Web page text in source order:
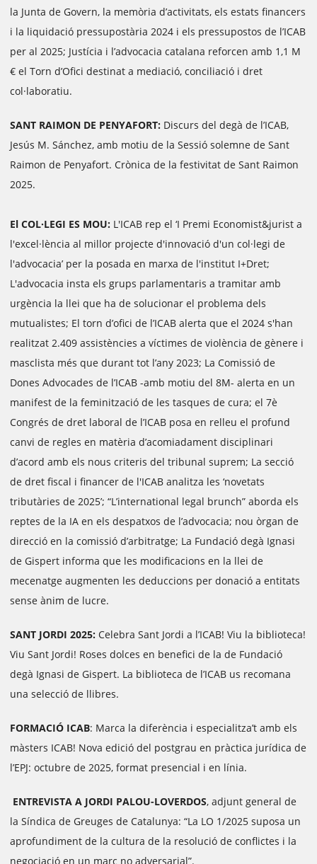
la Junta de Govern, la memòria d’activitats, els estats financers
i la liquidació pressupostària 2024 i els pressupostos de l’ICAB
per al 2025; Justícia i l’advocacia catalana reforcen amb 1,1 M
€ el Torn d’Ofici destinat a mediació, conciliació i dret
col·laboratiu.
SANT RAIMON DE PENYAFORT: Discurs del degà de l’ICAB,
Jesús M. Sánchez, amb motiu de la Sessió solemne de Sant
Raimon de Penyafort. Crònica de la festivitat de Sant Raimon
2025.
El COL·LEGI ES MOU: L'ICAB rep el ‘I Premi Economist&jurist a
l'excel·lència al millor projecte d'innovació d'un col·legi de
l'advocacia’ per la posada en marxa de l'institut I+Dret;
L'advocacia insta els grups parlamentaris a tramitar amb
urgència la llei que ha de solucionar el problema dels
mutualistes; El torn d’ofici de l’ICAB alerta que el 2024 s'han
realitzat 2.409 assistències a víctimes de violència de gènere i
masclista més que durant tot l’any 2023; La Comissió de
Dones Advocades de l’ICAB -amb motiu del 8M- alerta en un
manifest de la feminització de les tasques de cura; el 7è
Congrés de dret laboral de l’ICAB posa en relleu el profund
canvi de regles en matèria d’acomiadament disciplinari
d’acord amb els nous criteris del tribunal suprem; La secció
de dret fiscal i financer de l'ICAB analitza les ‘novetats
tributàries de 2025’; “L’international legal brunch” aborda els
reptes de la IA en els despatxos de l’advocacia; nou òrgan de
direcció en la comissió d’arbitratge; La Fundació degà Ignasi
de Gispert informa que les modificacions en la llei de
mecenatge augmenten les deduccions per donació a entitats
sense ànim de lucre.
SANT JORDI 2025: Celebra Sant Jordi a l’ICAB! Viu la biblioteca!
Viu Sant Jordi! Roses dolces en benefici de la de Fundació
degà Ignasi de Gispert. La biblioteca de l’ICAB us recomana
una selecció de llibres.
FORMACIÓ ICAB: Marca la diferència i especialitza’t amb els
màsters ICAB! Nova edició del postgrau en pràctica jurídica de
l’EPJ: octubre de 2025, format presencial i en línia.
ENTREVISTA A JORDI PALOU-LOVERDOS, adjunt general de
la Síndica de Greuges de Catalunya: “La LO 1/2025 suposa un
aprofundiment de la cultura de la resolució de conflictes i la
negociació en un marc no adversarial”.